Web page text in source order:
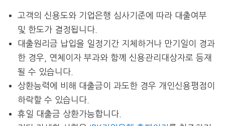
고객의 신용도와 기업은행 심사기준에 따라 대출여부
및 한도가 결정됩니다.
대출원리금 납입을 일정기간 지체하거나 만기일이 경과
한 경우, 연체이자 부과와 함께 신용관리대상자로 등재
될 수 있습니다.
상환능력에 비해 대출금이 과도한 경우 개인신용평점이
하락할 수 있습니다.
휴일 대출금 상환가능합니다.